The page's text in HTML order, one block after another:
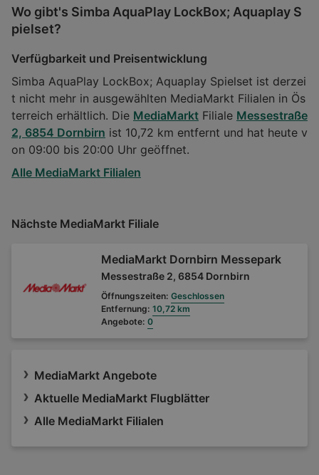
Wo gibt's Simba AquaPlay LockBox; Aquaplay S
pielset?
Verfügbarkeit und Preisentwicklung
Simba AquaPlay LockBox; Aquaplay Spielset ist derzei
t nicht mehr in ausgewählten MediaMarkt Filialen in Ös
terreich erhältlich. Die MediaMarkt Filiale Messestraße
2, 6854 Dornbirn ist 10,72 km entfernt und hat heute v
on 09:00 bis 20:00 Uhr geöffnet.
Alle MediaMarkt Filialen
Nächste MediaMarkt Filiale
MediaMarkt Dornbirn Messepark
Messestraße 2, 6854 Dornbirn
Öffnungszeiten: Geschlossen
Entfernung: 10,72 km
Angebote: 0
MediaMarkt Angebote
Aktuelle MediaMarkt Flugblätter
Alle MediaMarkt Filialen